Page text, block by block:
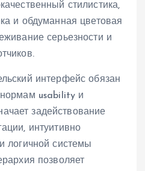
стилистика,
и обдуманная цветовая
серьезности и
интерфейс обязан
usability и
задействование
интуитивно
логичной системы
позволяет